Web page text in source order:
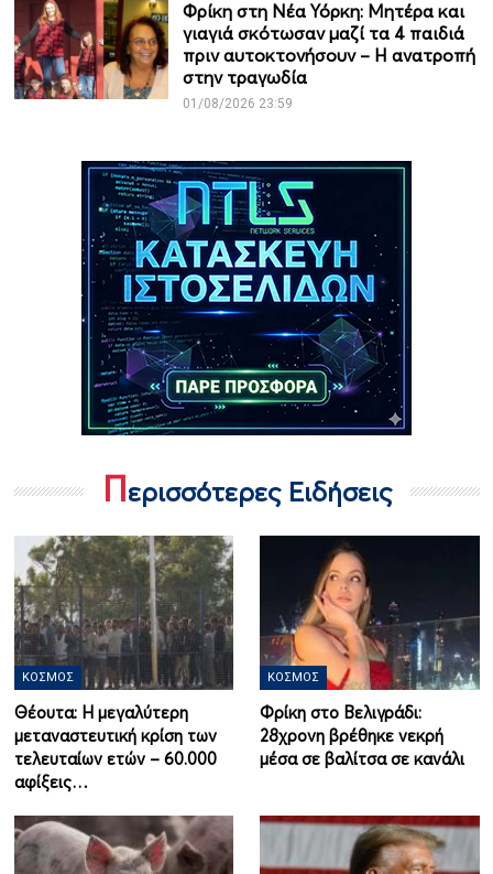
Φρίκη στη Νέα Υόρκη: Μητέρα και
γιαγιά σκότωσαν μαζί τα 4 παιδιά
πριν αυτοκτονήσουν – Η ανατροπή
στην τραγωδία
01/08/2026 23:59
Περισσότερες Ειδήσεις
ΚΌΣΜΟΣ
Θέουτα: Η μεγαλύτερη
μεταναστευτική κρίση των
τελευταίων ετών – 60.000
αφίξεις…
ΚΌΣΜΟΣ
Φρίκη στο Βελιγράδι:
28χρονη βρέθηκε νεκρή
μέσα σε βαλίτσα σε κανάλι